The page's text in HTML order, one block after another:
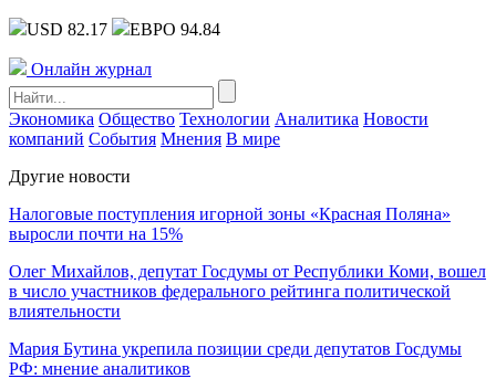
USD 82.17 ЕВРО 94.84
Онлайн журнал
Экономика Общество Технологии Аналитика Новости
компаний События Мнения В мире
Другие новости
Налоговые поступления игорной зоны «Красная Поляна»
выросли почти на 15%
Олег Михайлов, депутат Госдумы от Республики Коми, вошел
в число участников федерального рейтинга политической
влиятельности
Мария Бутина укрепила позиции среди депутатов Госдумы
РФ: мнение аналитиков